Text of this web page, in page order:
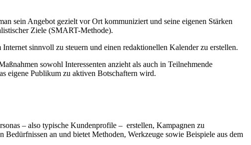
sein Angebot gezielt vor Ort kommuniziert und seine eigenen Stärken
Ziele (SMART-Methode).
sinnvoll zu steuern und einen redaktionellen Kalender zu erstellen.
sowohl Interessenten anzieht als auch in Teilnehmende
eigene Publikum zu aktiven Botschaftern wird.
– also typische Kundenprofile – erstellen, Kampagnen zu
an und bietet Methoden, Werkzeuge sowie Beispiele aus dem